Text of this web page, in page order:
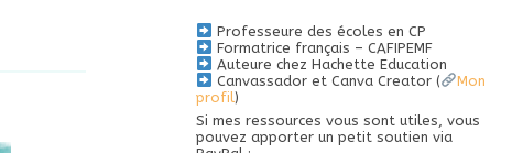
Professeure des écoles en CP
Formatrice français – CAFIPEMF
Auteure chez Hachette Education
Canvassador et Canva Creator (
Mon
profil)
Si mes ressources vous sont utiles, vous
pouvez apporter un petit soutien via